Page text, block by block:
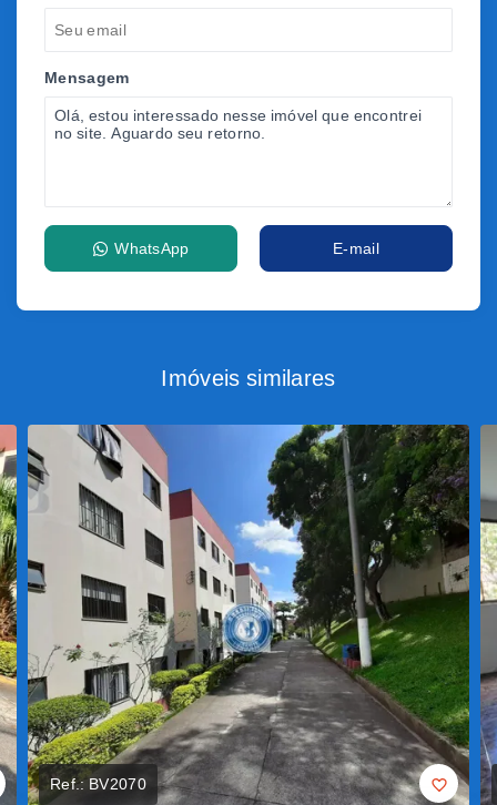
Mensagem
WhatsApp E-mail
Imóveis similares
Ref.: BV2070